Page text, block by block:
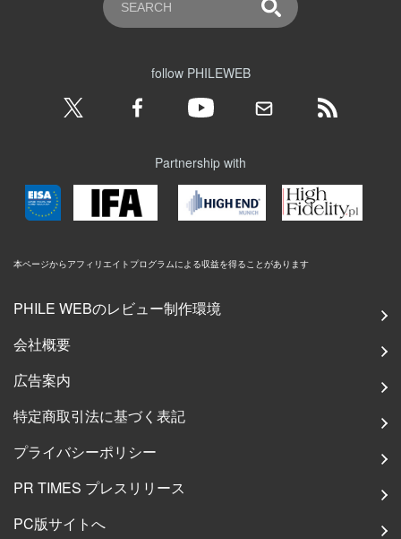
follow PHILEWEB
Partnership with
本ページからアフィリエイトプログラムによる収益を得ることがあります
PHILE WEBのレビュー制作環境
会社概要
広告案内
特定商取引法に基づく表記
プライバシーポリシー
PR TIMES プレスリリース
PC版サイトへ